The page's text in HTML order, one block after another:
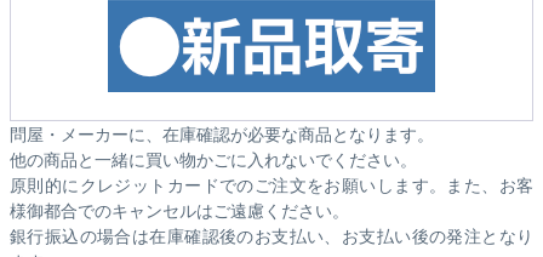
問屋・メーカーに、在庫確認が必要な商品となります。
他の商品と一緒に買い物かごに入れないでください。
原則的にクレジットカードでのご注文をお願いします。また、お客
様御都合でのキャンセルはご遠慮ください。
銀行振込の場合は在庫確認後のお支払い、お支払い後の発注となり